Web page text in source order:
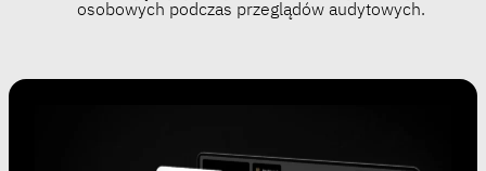
osobowych podczas przeglądów audytowych.